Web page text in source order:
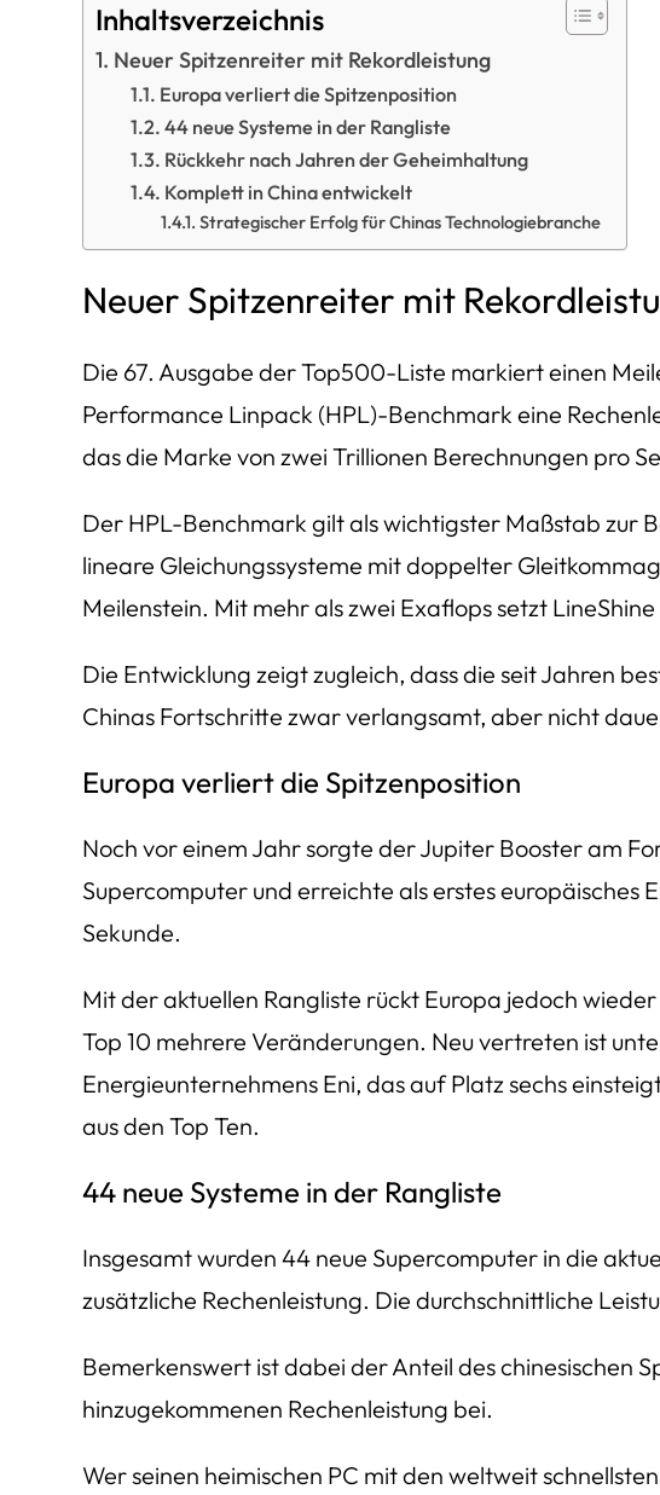
Inhaltsverzeichnis
Neuer Spitzenreiter mit Rekordleistung
Europa verliert die Spitzenposition
44 neue Systeme in der Rangliste
Rückkehr nach Jahren der Geheimhaltung
Komplett in China entwickelt
Strategischer Erfolg für Chinas Technologiebranche
Neuer Spitzenreiter mit
Die 67. Ausgabe der Top500-Liste markiert einen
Performance Linpack (HPL)-Benchmark eine
das die Marke von zwei Trillionen Berechnungen pro
Der HPL-Benchmark gilt als wichtigster Maßstab zur
lineare Gleichungssysteme mit doppelter
Meilenstein. Mit mehr als zwei Exaflops setzt
Die Entwicklung zeigt zugleich, dass die seit Jahren
Chinas Fortschritte zwar verlangsamt, aber nicht
Europa verliert die Spitzenposition
Noch vor einem Jahr sorgte der Jupiter Booster am
Supercomputer und erreichte als erstes
Sekunde.
Mit der aktuellen Rangliste rückt Europa jedoch
Top 10 mehrere Veränderungen. Neu vertreten ist
Energieunternehmens Eni, das auf Platz sechs
aus den Top Ten.
44 neue Systeme in der Rangliste
Insgesamt wurden 44 neue Supercomputer in die
zusätzliche Rechenleistung. Die durchschnittliche
Bemerkenswert ist dabei der Anteil des chinesischen
hinzugekommenen Rechenleistung bei.
Wer seinen heimischen PC mit den weltweit